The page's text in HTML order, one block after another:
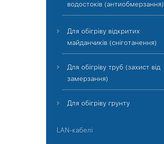
водостоків (антиобмерзання)
Для обігріву відкритих
майданчиків (сніготанення)
Для обігріву труб (захист від
замерзання)
Для обігріву грунту
LAN-кабелі